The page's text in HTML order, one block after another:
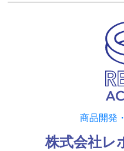
商品開発
株式会社レ